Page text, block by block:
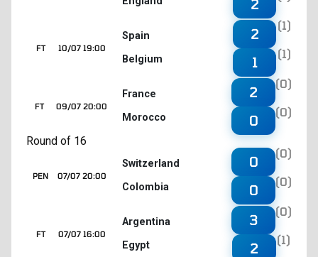
2
10/07 19:00
FT
Spain
Belgium
2
(1)
1
(1)
09/07 20:00
FT
France
Morocco
2
(0)
0
(0)
Round of 16
07/07 20:00
PEN
Switzerland
Colombia
0
(0)
0
(0)
07/07 16:00
FT
Argentina
Egypt
3
(0)
2
(1)